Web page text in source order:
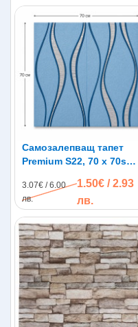
Самозалепващ тапет
Premium S22, 70 х 70sm х
3.07€ / 6.00
лв.
1.50€ / 2.93
лв.